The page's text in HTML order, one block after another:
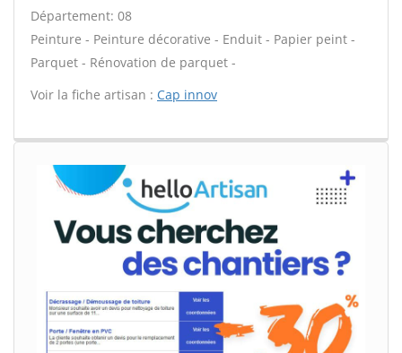
Département: 08
Peinture - Peinture décorative - Enduit - Papier peint -
Parquet - Rénovation de parquet -
Voir la fiche artisan : Cap innov